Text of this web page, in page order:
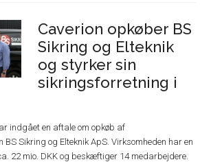
Caverion opkøber BS
Sikring og Elteknik
og styrker sin
sikringsforretning i
indgået en aftale om opkøb af
BS Sikring og Elteknik ApS. Virksomheden har en
22 mio. DKK og beskæftiger 14 medarbejdere.